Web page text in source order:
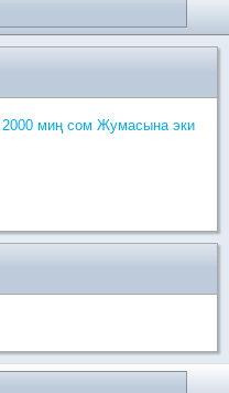
2000 миң сом Жумасына эки